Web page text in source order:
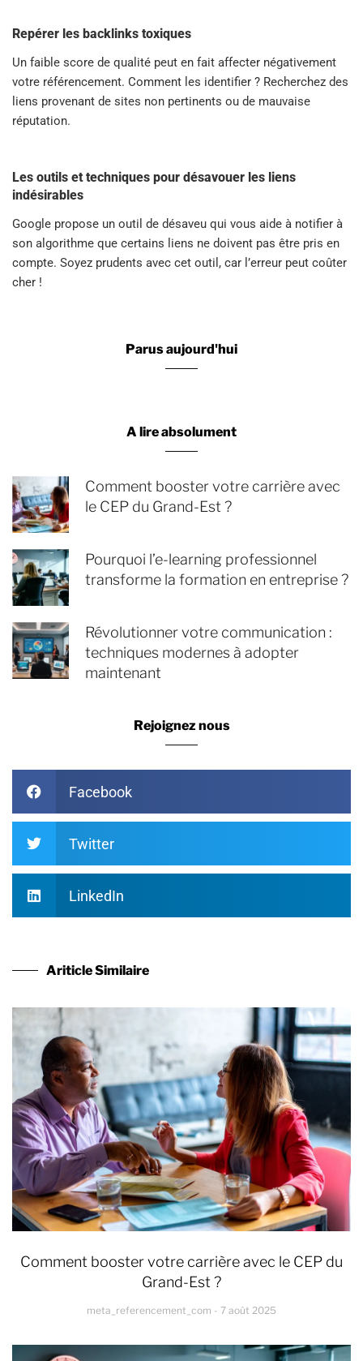
Repérer les backlinks toxiques
Un faible score de qualité peut en fait affecter négativement
votre référencement. Comment les identifier ? Recherchez des
liens provenant de sites non pertinents ou de mauvaise
réputation.
Les outils et techniques pour désavouer les liens
indésirables
Google propose un outil de désaveu qui vous aide à notifier à
son algorithme que certains liens ne doivent pas être pris en
compte. Soyez prudents avec cet outil, car l’erreur peut coûter
cher !
Parus aujourd'hui
A lire absolument
Comment booster votre carrière avec
le CEP du Grand-Est ?
Pourquoi l’e-learning professionnel
transforme la formation en entreprise ?
Révolutionner votre communication :
techniques modernes à adopter
maintenant
Rejoignez nous
Facebook
Twitter
LinkedIn
Ariticle Similaire
Comment booster votre carrière avec le CEP du
Grand-Est ?
meta_referencement_com 7 août 2025